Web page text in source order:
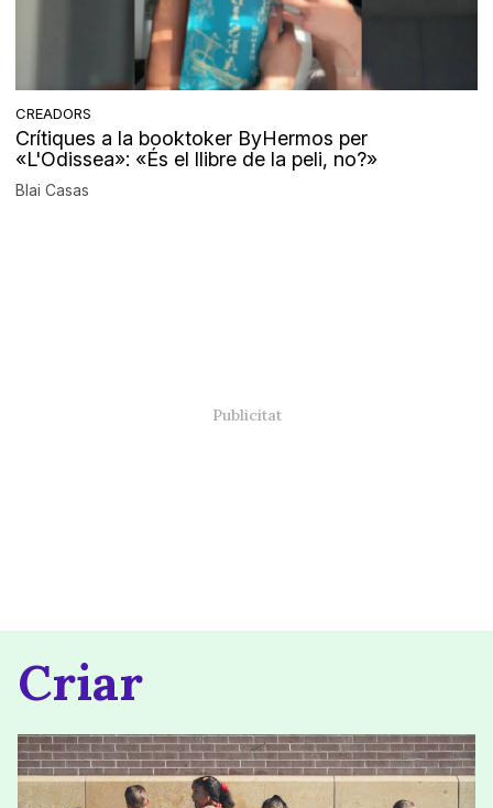
CREADORS
Crítiques a la booktoker ByHermos per
«L'Odissea»: «És el llibre de la peli, no?»
Blai Casas
Criar